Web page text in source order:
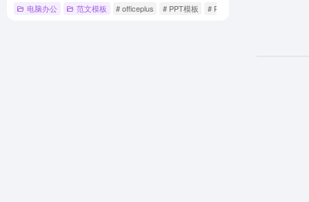
电脑办公 范文模板 # officeplus # PPT模板 # PPT模板一键美化